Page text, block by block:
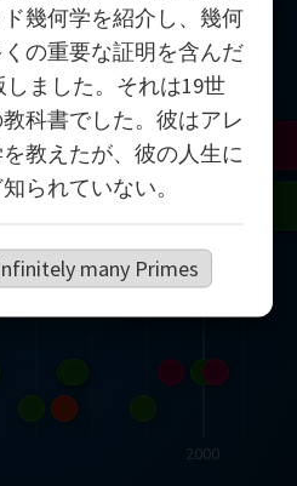
2000
Avila
Mirzakhani
Bourgain
幾何学を紹介し、幾何
の重要な証明を含んだ
ました。それは19世
科書でした。彼はアレ
教えたが、彼の人生に
られていない。
many Primes